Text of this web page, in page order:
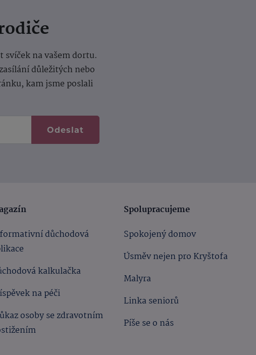
svíček na vašem dortu.
důležitých nebo
kam jsme poslali
Odeslat
důchodová
kalkulačka
na péči
osoby se zdravotním
Spolupracujeme
Spokojený domov
Úsměv nejen pro Kryštofa
Malyra
Linka seniorů
Píše se o nás